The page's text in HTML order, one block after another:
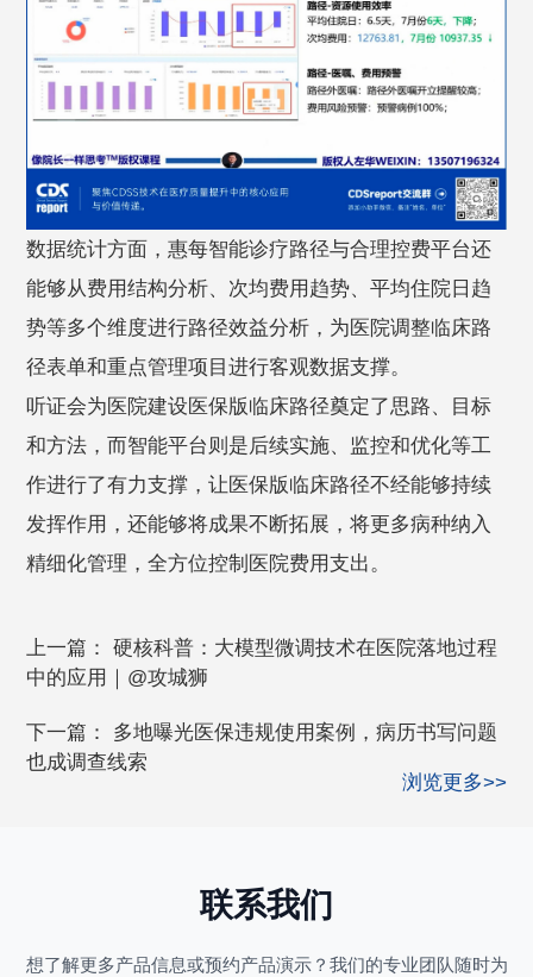
数据统计方面，惠每智能诊疗路径与合理控费平台还
能够从费用结构分析、次均费用趋势、平均住院日趋
势等多个维度进行路径效益分析，为医院调整临床路
径表单和重点管理项目进行客观数据支撑。
听证会为医院建设医保版临床路径奠定了思路、目标
和方法，而智能平台则是后续实施、监控和优化等工
作进行了有力支撑，让医保版临床路径不经能够持续
发挥作用，还能够将成果不断拓展，将更多病种纳入
精细化管理，全方位控制医院费用支出。
上一篇：硬核科普：大模型微调技术在医院落地过程
中的应用｜@攻城狮
下一篇： 多地曝光医保违规使用案例，病历书写问题
也成调查线索
浏览更多>>
联系我们
想了解更多产品信息或预约产品演示？我们的专业团队随时为